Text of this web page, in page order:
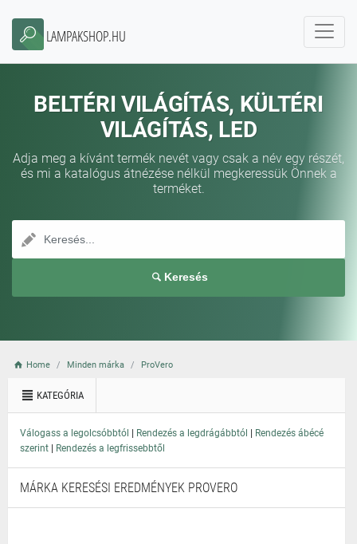
LAMPAKSHOP.HU
BELTÉRI VILÁGÍTÁS, KÜLTÉRI
VILÁGÍTÁS, LED
Adja meg a kívánt termék nevét vagy csak a név egy részét,
és mi a katalógus átnézése nélkül megkeressük Önnek a
terméket.
Keresés
Home Minden márka ProVero
KATEGÓRIA
Válogass a legolcsóbbtól | Rendezés a legdrágábbtól | Rendezés ábécé
szerint | Rendezés a legfrissebbtől
MÁRKA KERESÉSI EREDMÉNYEK PROVERO